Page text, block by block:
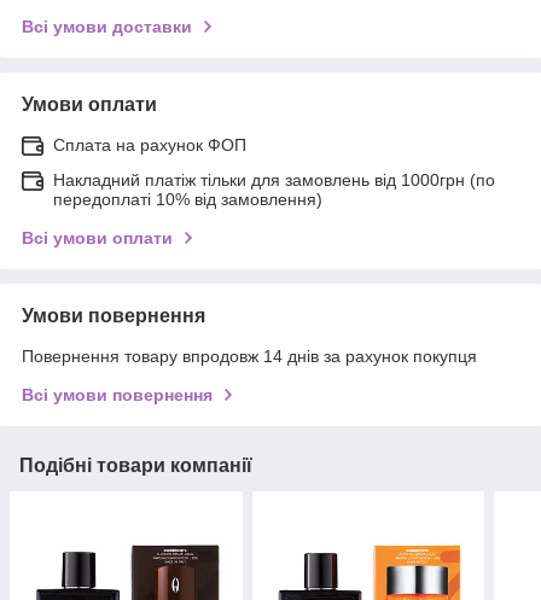
Всі умови доставки
Умови оплати
Сплата на рахунок ФОП
Накладний платіж тільки для замовлень від 1000грн (по
передоплаті 10% від замовлення)
Всі умови оплати
Умови повернення
Повернення товару впродовж 14 днів за рахунок покупця
Всі умови повернення
Подібні товари компанії